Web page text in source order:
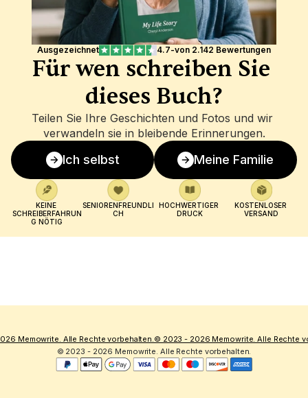
Ausgezeichnet 4.7-von 2.142 Bewertungen
Für wen schreiben Sie
dieses Buch?
Teilen Sie Ihre Geschichten und Fotos und wir
verwandeln sie in bleibende Erinnerungen.
Ich selbst Meine Familie
KEINE
SCHREIBERFAHRUN
G NÖTIG
SENIORENFREUNDLI
CH
HOCHWERTIGER
DRUCK
KOSTENLOSER
VERSAND
© 2023 - 2026 Memowrite. Alle Rechte vorbehalten.
Memowrite. Alle Rechte vorbehalten.© 2023 - 2026 Memowrite. Alle Rechte